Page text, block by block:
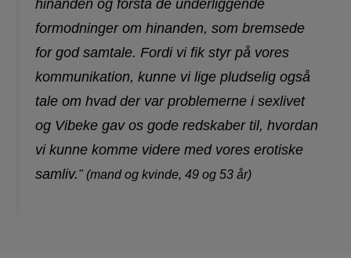
hinanden og forstå de underliggende
formodninger om hinanden, som bremsede
for god samtale. Fordi vi fik styr på vores
kommunikation, kunne vi lige pludselig også
tale om hvad der var problemerne i sexlivet
og Vibeke gav os gode redskaber til, hvordan
vi kunne komme videre med vores erotiske
samliv." (mand og kvinde, 49 og 53 år)